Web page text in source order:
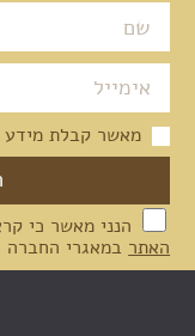
מאשר קבלת מידע
הנני מאשר כי
האתר במאגרי החברה